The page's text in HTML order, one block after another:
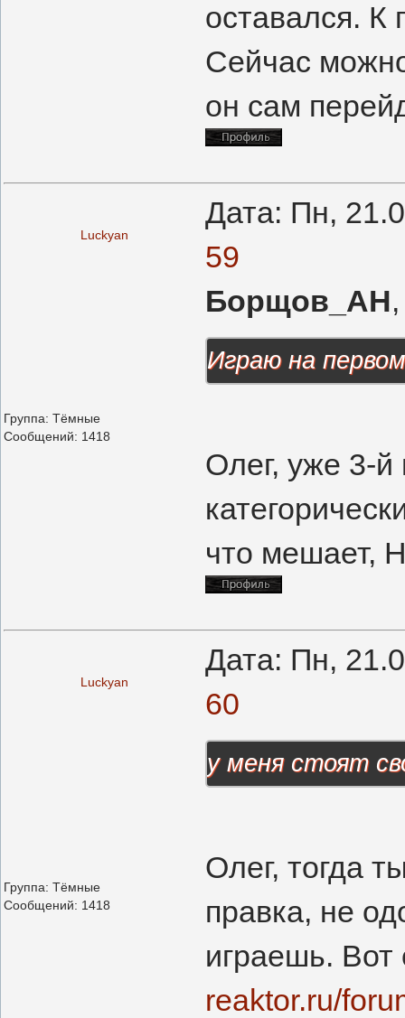
оставался. К
Сейчас
он сам
Luckyan
Дата: Пн,
59
Группа: Тёмные
Сообщений: 1418
Борщов_АН
Играю на
Олег, уже 3-й
что мешает,
Luckyan
Дата: Пн,
60
Группа: Тёмные
Сообщений: 1418
у меня стоят
Олег, тогда
правка, не
играешь.
reaktor.ru/